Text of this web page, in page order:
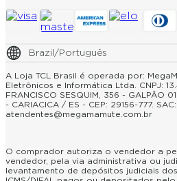
Brazil/Português
A Loja TCL Brasil é operada por:
Eletrônicos e Informática Ltda. CNPJ:
FRANCISCO SESQUIM, 356 - GALPÃO
- CARIACICA / ES - CEP: 29156-777. SAC:
atendentes@megamamute.com.br
O comprador autoriza o vendedor a
vendedor, pela via administrativa ou
levantamento de depósitos judiciais